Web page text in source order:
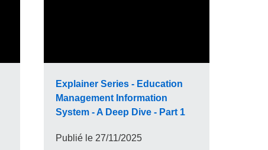
Explainer Series - Education
Management Information
System - A Deep Dive - Part 1
Publié le 27/11/2025